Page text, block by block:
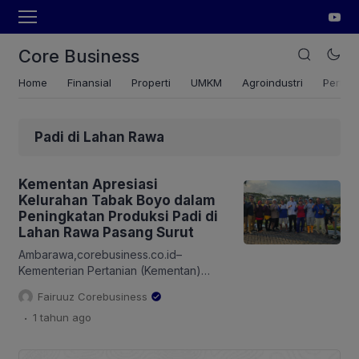
Core Business
Home Finansial Properti UMKM Agroindustri
Padi di Lahan Rawa
Kementan Apresiasi
Kelurahan Tabak Boyo dalam
Peningkatan Produksi Padi di
Lahan Rawa Pasang Surut
Ambarawa,corebusiness.co.id–
Kementerian Pertanian (Kementan)
melalui Direktur Hilirisasi Hasil Tanaman
Pangan, Mulyono, selaku PJ
Swasembada Pangan Provinsi Jawa
Fairuuz Corebusiness
. 1 tahun ago